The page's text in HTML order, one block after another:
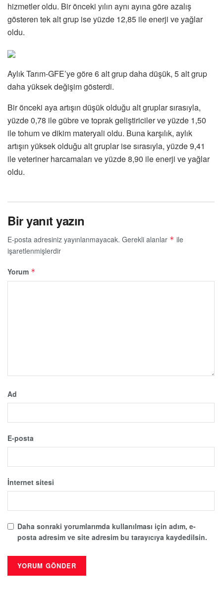
hizmetler oldu. Bir önceki yılın aynı ayına göre azalış
gösteren tek alt grup ise yüzde 12,85 ile enerji ve yağlar
oldu.
Aylık Tarım-GFE’ye göre 6 alt grup daha düşük, 5 alt grup
daha yüksek değişim gösterdi.
Bir önceki aya artışın düşük olduğu alt gruplar sırasıyla,
yüzde 0,78 ile gübre ve toprak geliştiriciler ve yüzde 1,50
ile tohum ve dikim materyali oldu. Buna karşılık, aylık
artışın yüksek olduğu alt gruplar ise sırasıyla, yüzde 9,41
ile veteriner harcamaları ve yüzde 8,90 ile enerji ve yağlar
oldu.
Bir yanıt yazın
E-posta adresiniz yayınlanmayacak. Gerekli alanlar * ile
işaretlenmişlerdir
Yorum *
Ad
E-posta
İnternet sitesi
Daha sonraki yorumlarımda kullanılması için adım, e-
posta adresim ve site adresim bu tarayıcıya kaydedilsin.